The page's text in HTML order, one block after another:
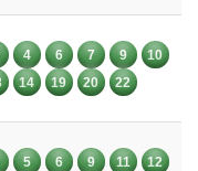
4 6 7 9
10
14 19 20 22
5 6 9 11
12